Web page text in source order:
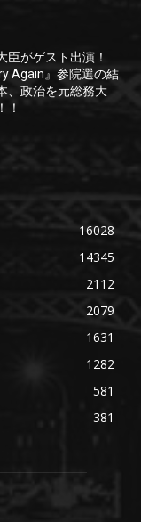
臣がゲスト出演！
Again』参院選の結
、政治を元総務大
！
16028
14345
2112
2079
1631
1282
581
381